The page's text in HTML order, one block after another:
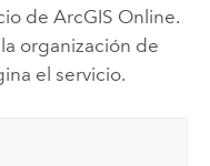
de ArcGIS Online.
organización de
el servicio.